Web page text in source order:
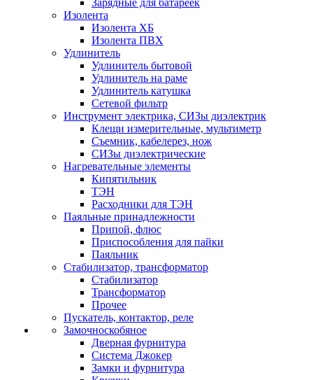
Зарядные для батареек
Изолента
Изолента ХБ
Изолента ПВХ
Удлинитель
Удлинитель бытовой
Удлинитель на раме
Удлинитель катушка
Сетевой фильтр
Инструмент электрика, СИЗы диэлектрик
Клещи измерительные, мультиметр
Съемник, кабелерез, нож
СИЗы диэлектрические
Нагревательные элементы
Кипятильник
ТЭН
Расходники для ТЭН
Паяльные принадлежности
Припой, флюс
Приспособления для пайки
Паяльник
Стабилизатор, трансформатор
Стабилизатор
Трансформатор
Прочее
Пускатель, контактор, реле
Замочноскобяное
Дверная фурнитура
Система Джокер
Замки и фурнитура